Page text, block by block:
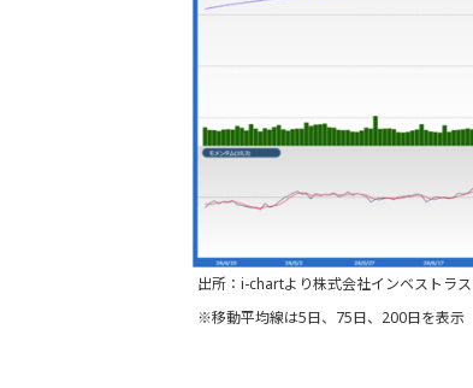
出所：i-chartより株式会社インベストラ
※移動平均線は5日、75日、200日を表示